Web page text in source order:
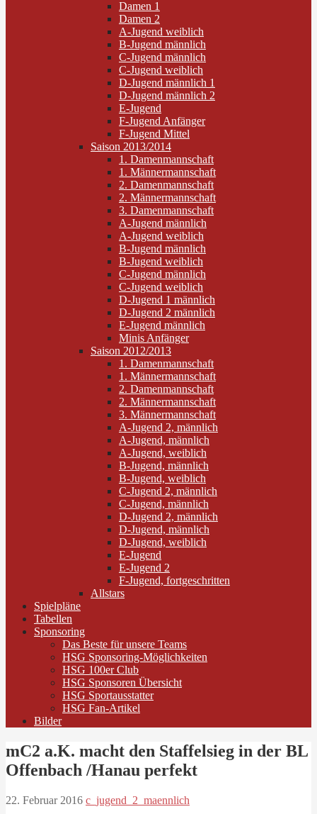
Damen 1
Damen 2
A-Jugend weiblich
B-Jugend männlich
C-Jugend männlich
C-Jugend weiblich
D-Jugend männlich 1
D-Jugend männlich 2
E-Jugend
F-Jugend Anfänger
F-Jugend Mittel
Saison 2013/2014
1. Damenmannschaft
1. Männermannschaft
2. Damenmannschaft
2. Männermannschaft
3. Damenmannschaft
A-Jugend männlich
A-Jugend weiblich
B-Jugend männlich
B-Jugend weiblich
C-Jugend männlich
C-Jugend weiblich
D-Jugend 1 männlich
D-Jugend 2 männlich
E-Jugend männlich
Minis Anfänger
Saison 2012/2013
1. Damenmannschaft
1. Männermannschaft
2. Damenmannschaft
2. Männermannschaft
3. Männermannschaft
A-Jugend 2, männlich
A-Jugend, männlich
A-Jugend, weiblich
B-Jugend, männlich
B-Jugend, weiblich
C-Jugend 2, männlich
C-Jugend, männlich
D-Jugend 2, männlich
D-Jugend, männlich
D-Jugend, weiblich
E-Jugend
E-Jugend 2
F-Jugend, fortgeschritten
Allstars
Spielpläne
Tabellen
Sponsoring
Das Beste für unsere Teams
HSG Sponsoring-Möglichkeiten
HSG 100er Club
HSG Sponsoren Übersicht
HSG Sportausstatter
HSG Fan-Artikel
Bilder
mC2 a.K. macht den Staffelsieg in der BL
Offenbach /Hanau perfekt
22. Februar 2016 c_jugend_2_maennlich